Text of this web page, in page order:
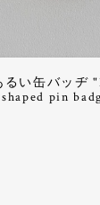
るい缶バッヂ
pin